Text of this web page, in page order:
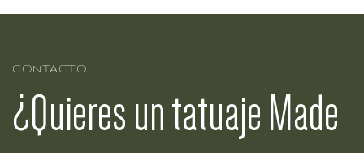
CONTACTO
¿Quieres un tatuaje Made